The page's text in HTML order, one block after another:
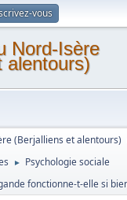
vous
Nord-Isère
alentours)
(Berjalliens et alentours)
► Psychologie sociale
fonctionne-t-elle si